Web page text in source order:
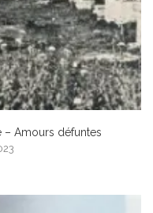
– Amours défuntes